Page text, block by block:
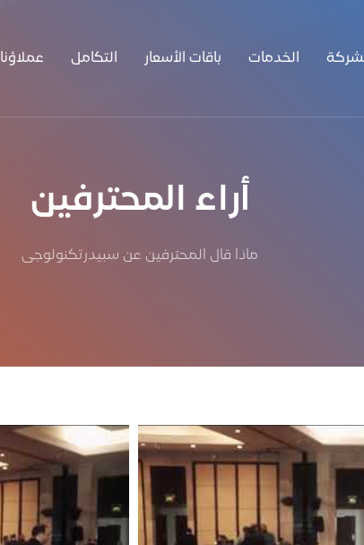
الخدمات باقات الأسعار التكامل عملاؤنا
أراء المحترفين
ماذا قال المحترفين عن سبيدرتكنولوجى